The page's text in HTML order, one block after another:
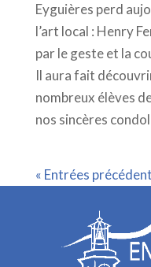
Eyguières perd
l’art local : Henry
par le geste et la
Il aura fait
nombreux élèves
nos sincères
« Entrées